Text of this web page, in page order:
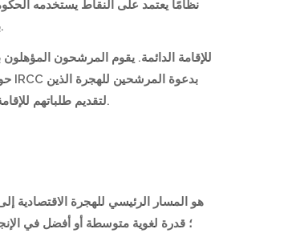
في مجموعة الدخول السريع. يتم حساب نقاط CRS بناءً على عمر المرشح، تعليمه، خبرته المهنية، مهاراته اللغوية، بالإضافة إلى عوامل أخرى.
حصلوا على أعلى درجات CRS لتقديم طلباتهم للإقامة الدائمة. توفر صفحة كندا فيزا الشاملة كل ما تحتاج إلى معرفته عن الهجرة إلى كندا من خلال الدخول السريع.